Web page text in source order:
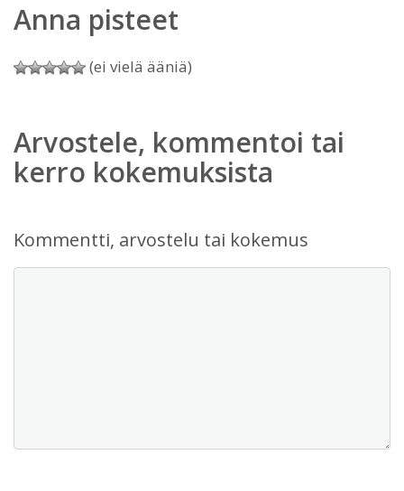
Anna pisteet
(ei vielä ääniä)
Arvostele, kommentoi tai
kerro kokemuksista
Kommentti, arvostelu tai kokemus